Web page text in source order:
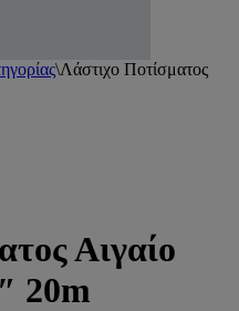
\Λάστιχο Ποτίσματος
Αιγαίο
20m